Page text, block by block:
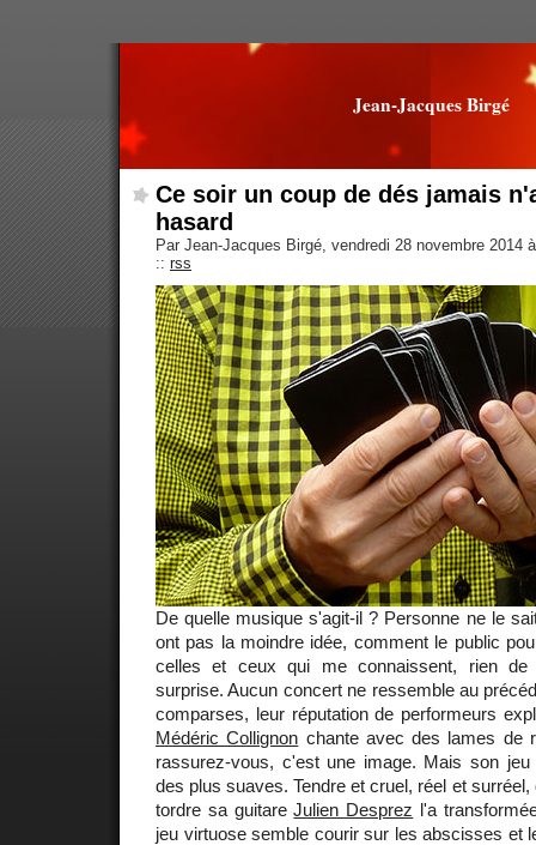
Jean-Jacques Birgé
Ce soir un coup de dés jamais
hasard
Par Jean-Jacques Birgé, vendredi 28 novembre 2014
:: rss
De quelle musique s'agit-il ? Personne ne le
ont pas la moindre idée, comment le public
celles et ceux qui me connaissent, rien de
surprise. Aucun concert ne ressemble au
comparses, leur réputation de performeurs
Médéric Collignon chante avec des lames de
rassurez-vous, c'est une image. Mais son
des plus suaves. Tendre et cruel, réel et
tordre sa guitareJulien Desprez l'a
jeu virtuose semble courir sur les abscisses et